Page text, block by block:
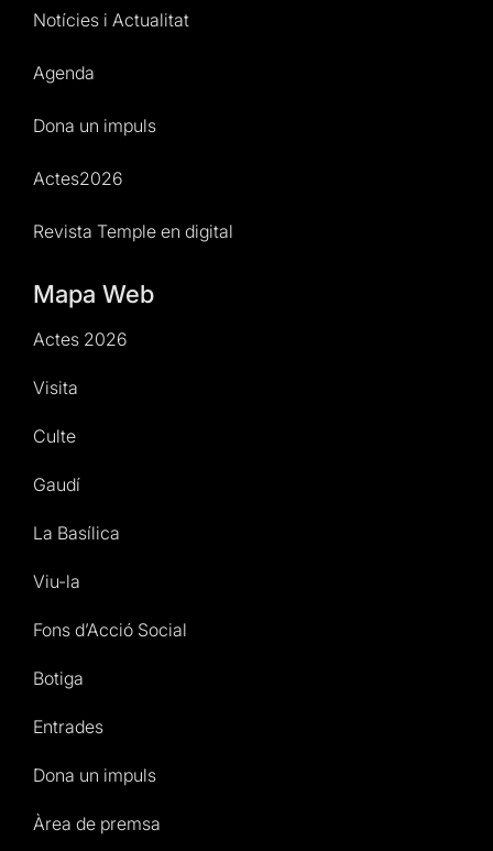
Notícies i Actualitat
Agenda
Dona un impuls
Actes2026
Revista Temple en digital
Mapa Web
Actes 2026
Visita
Culte
Gaudí
La Basílica
Viu-la
Fons d’Acció Social
Botiga
Entrades
Dona un impuls
Àrea de premsa